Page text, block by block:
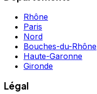
Rhône
Paris
Nord
Bouches-du-Rhône
Haute-Garonne
Gironde
Légal